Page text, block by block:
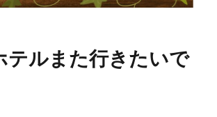
テルまた行きたいで